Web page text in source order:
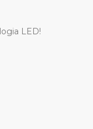
LED!